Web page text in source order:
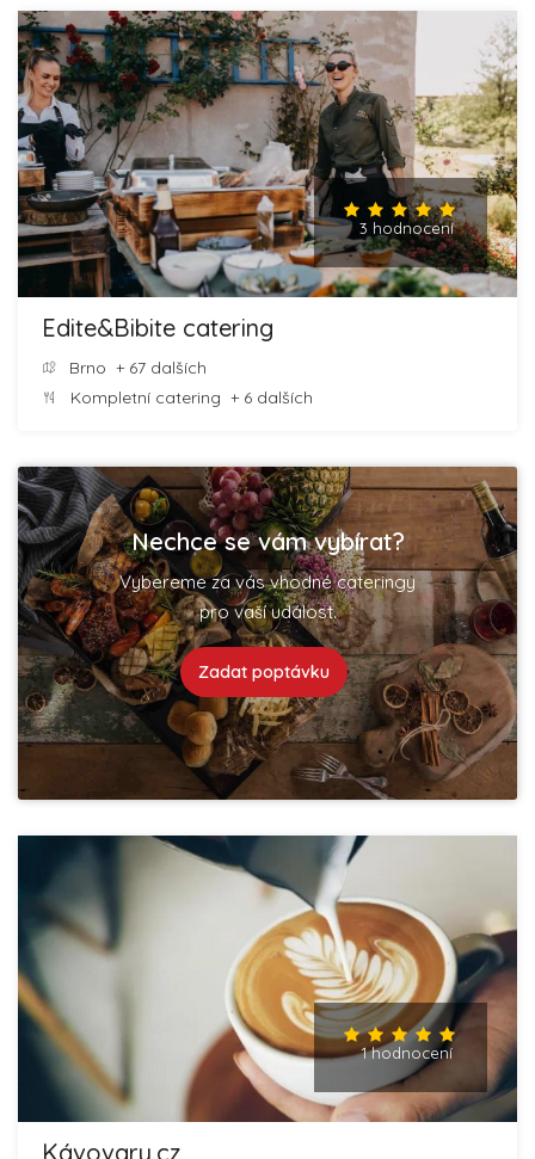
3 hodnocení
Edite&Bibite catering
Brno + 67 dalších
Kompletní catering + 6 dalších
Nechce se vám vybírat?
Vybereme za vás vhodné cateringy
pro vaší událost.
Zadat poptávku
1 hodnocení
Kávovary.cz